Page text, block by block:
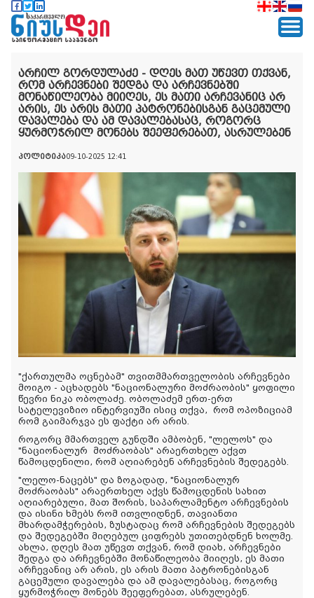
არჩილ გორდულაძე - დღეს მათ უწევთ თქვან,
რომ არჩევნები შედგა და არჩევნებში
მონაწილეობა მიიღეს, ეს მათი არჩევანიც არ
არის, ეს არის მათი პატრონებისგან გაცემული
დავალება და ამ დავალებასაც, როგორც
ყურმოჭრილ მონებს შეეფერებათ, ასრულებენ
პოლიტიკა09-10-2025 12:41
"ქართულმა ოცნებამ" თვითმმართველობის არჩევნები
მოიგო - აცხადებს "ნაციონალური მოძრაობის" ყოფილი
წევრი ნიკა ობოლაძე. ობოლაძემ ერთ-ერთ
სატელევიზიო ინტერვიუში ისიც თქვა, რომ ოპოზიციამ
რომ გაიმარჯვა ეს ფაქტი არ არის.
როგორც მმართველ გუნდში ამბობენ, "ლელოს" და
"ნაციონალურ მოძრაობას" არაერთხელ აქვთ
წამოცდენილი, რომ აღიარებენ არჩევნების შედეგებს.
"ლელო-ნაცებს" და ზოგადად, "ნაციონალურ
მოძრაობას" არაერთხელ აქვს წამოცდენის სახით
აღიარებული, მათ შორის, საპარლამენტო არჩევნების
და ისინი ხმებს რომ ითვლიდნენ, თავიანთი
მხარდამჭერების, ზუსტადაც რომ არჩევნების შედეგებს
და შედეგებში მიღებულ ციფრებს უთითებდნენ ხოლმე.
ახლა, დღეს მათ უწევთ თქვან, რომ დიახ, არჩევნები
შედგა და არჩევნებში მონაწილეობა მიიღეს, ეს მათი
არჩევანიც არ არის, ეს არის მათი პატრონებისგან
გაცემული დავალება და ამ დავალებასაც, როგორც
ყურმოჭრილ მონებს შეეფერებათ, ასრულებენ.